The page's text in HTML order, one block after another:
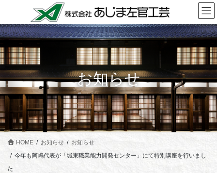
テ
ン
ツ
に
移
動
ゲ
ー
シ
ョ
ン
に
移
動
お知らせ
HOME お知らせ
お知らせ
今年も阿嶋代表が「城東職業能力開発センター」にて特別講座を行いまし
た